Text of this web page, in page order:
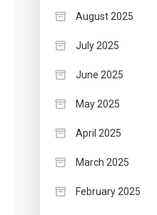
August 2025
July 2025
June 2025
May 2025
April 2025
March 2025
February 2025